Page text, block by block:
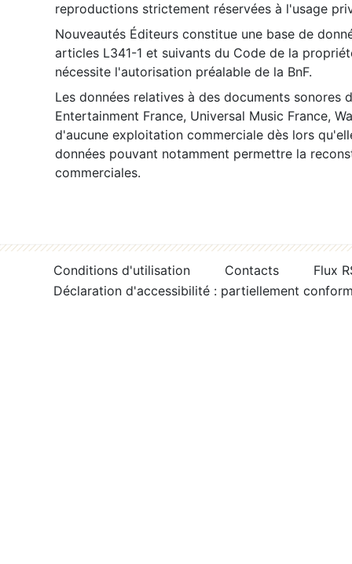
reproductions strictement réservées à l'usage
Nouveautés Éditeurs constitue une base de
articles L341-1 et suivants du Code de la
nécessite l'autorisation préalable de la BnF.
Les données relatives à des documents sonores
Entertainment France, Universal Music France,
d'aucune exploitation commerciale dès lors
données pouvant notamment permettre la
commerciales.
Conditions d'utilisation Contacts
Flux
Déclaration d'accessibilité : partiellement